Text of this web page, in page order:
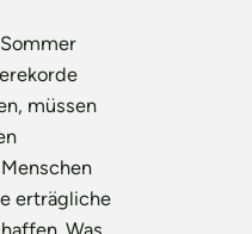
müssen
erträgliche